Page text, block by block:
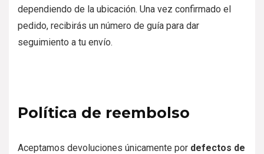
dependiendo de la ubicación. Una vez confirmado el
pedido, recibirás un número de guía para dar
seguimiento a tu envío.
Política de reembolso
Aceptamos devoluciones únicamente por defectos de